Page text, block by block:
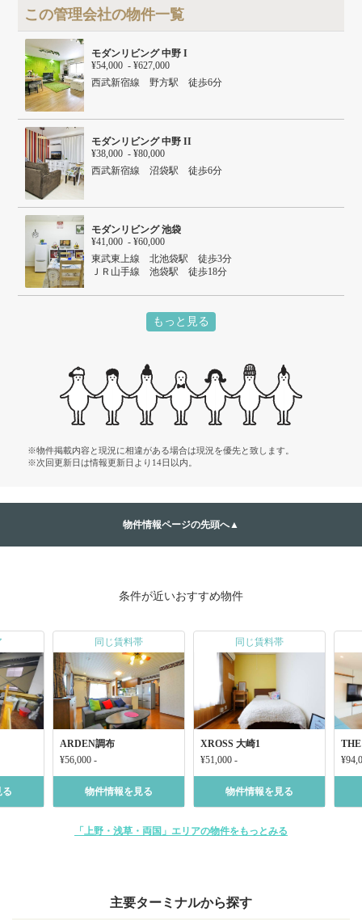
この管理会社の物件一覧
モダンリビング 中野 I
¥54,000 - ¥627,000
西武新宿線 野方駅 徒歩6分
モダンリビング 中野 II
¥38,000 - ¥80,000
西武新宿線 沼袋駅 徒歩6分
モダンリビング 池袋
¥41,000 - ¥60,000
東武東上線 北池袋駅 徒歩3分
ＪＲ山手線 池袋駅 徒歩18分
東武東上線 池袋駅 徒歩18分
ＪＲ湘南新宿ライン 池袋駅 徒歩18分
もっと見る
※物件掲載内容と現況に相違がある場合は現況を優先と致します。
※次回更新日は情報更新日より14日以内。
物件情報ページの先頭へ▲
条件が近いおすすめ物件
る
同じ賃料帯
ARDEN調布
¥56,000 -
物件情報を見る
同じ賃料帯
XROSS 大崎1
¥51,000 -
物件情報を見る
「上野・浅草・両国」エリアの物件をもっとみる
主要ターミナルから探す